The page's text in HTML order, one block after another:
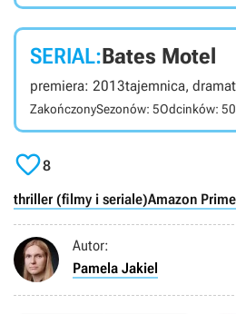
SERIAL:Bates Motel
premiera: 2013tajemnica,
ZakończonySezonów: 5Odcinków: 50
8
thriller (filmy i seriale)Amazon
Autor:
Pamela Jakiel